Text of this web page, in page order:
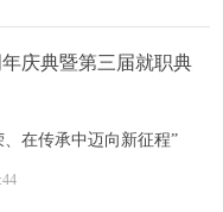
庆典暨第三届就职典
在传承中迈向新征程”